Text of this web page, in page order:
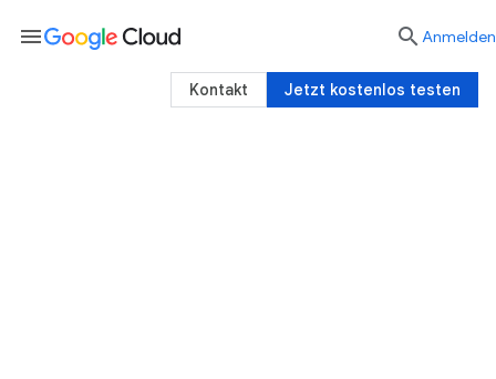
menu  Anmelden
Jetzt kostenlos testen
Kontakt